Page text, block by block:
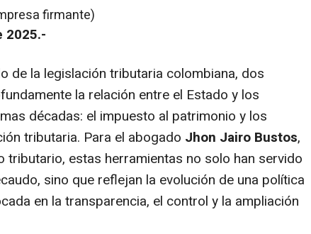
firmante)
2025.-
de la legislación tributaria colombiana, dos
la relación entre el Estado y los
décadas: el impuesto al patrimonio y los
tributaria. Para el abogado Jhon Jairo Bustos,
tributario, estas herramientas no solo han servido
sino que reflejan la evolución de una política
en la transparencia, el control y la ampliación